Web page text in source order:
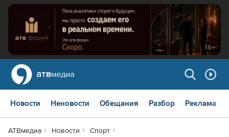
Новости Неновости Обещания Разбор Реклама
АТВмедиа Новости
Спорт